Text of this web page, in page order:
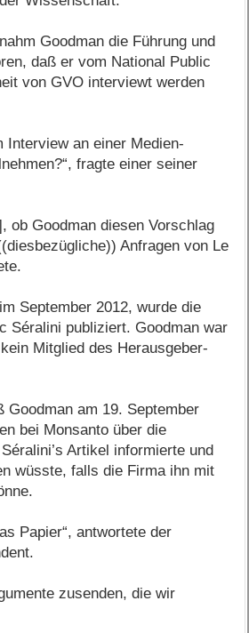
Goodman die Führung und
daß er vom National Public
von GVO interviewt werden
Interview an einer Medien-
fragte einer seiner
ob Goodman diesen Vorschlag
Anfragen von Le
September 2012, wurde die
Séralini publiziert. Goodman war
Mitglied des Herausgeber-
Goodman am 19. September
bei Monsanto über die
Artikel informierte und
wüsste, falls die Firma ihn mit
Papier“, antwortete der
zusenden, die wir